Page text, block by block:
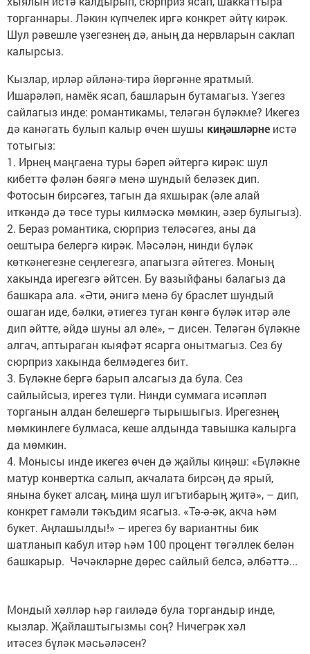
торганнары. Ләкин күпчелек иргә конкрет әйтү кирәк.
Шул рәвешле үзегезнең дә, аның да нервларын саклап
калырсыз.
Кызлар, ирләр әйләнә-тирә йөргәнне яратмый.
Ишарәләп, намёк ясап, башларын бутамагыз. Үзегез
сайлагыз инде: романтикамы, теләгән бүләкме? Икегез
дә канәгать булып калыр өчен шушы киңәшләрне истә
тотыгыз:
1. Ирнең маңгаена туры бәреп әйтергә кирәк: шул
кибеттә фәлән бәягә менә шундый беләзек дип.
Фотосын бирсәгез, тагын да яхшырак (әле алай
иткәндә дә төсе туры килмәскә мөмкин, әзер булыгыз).
2. Бераз романтика, сюрприз теләсәгез, аны да
оештыра белергә кирәк. Мәсәлән, нинди бүләк
көткәнегезне сеңлегезгә, апагызга әйтегез. Моның
хакында ирегезгә әйтсен. Бу вазыйфаны балагыз да
башкара ала. «Әти, әнигә менә бу браслет шундый
ошаган иде, бәлки, әтиегез туган көнгә бүләк итәр әле
дип әйтте, әйдә шуны ал әле», – дисен. Теләгән бүләкне
алгач, аптыраган кыяфәт ясарга онытмагыз. Сез бу
сюрприз хакында белмәдегез бит.
3. Бүләкне бергә барып алсагыз да була. Сез
сайлыйсыз, ирегез түли. Нинди суммага исәпләп
торганын алдан белешергә тырышыгыз. Ирегезнең
мөмкинлеге булмаса, кеше алдында тавышка калырга
да мөмкин.
4. Монысы инде икегез өчен дә җайлы киңәш: «Бүләкне
матур конвертка салып, акчалата бирсәң дә ярый,
янына букет алсаң, миңа шул игътибарың җитә», – дип,
конкрет гамәли тәкъдим ясагыз. «Тә-ә-әк, акча һәм
букет. Аңлашылды!» – ирегез бу вариантны бик
шатланып кабул итәр һәм 100 процент төгәллек белән
башкарыр. Чәчәкләрне дөрес сайлый белсә, әлбәттә...
Мондый хәлләр һәр гаиләдә була торгандыр инде,
кызлар. Җайлаштыгызмы соң? Ничегрәк хәл
итәсез бүләк мәсьәләсен?